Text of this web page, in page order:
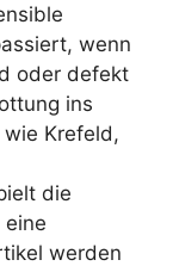
wenn
oder defekt
ins
Krefeld,
die
werden